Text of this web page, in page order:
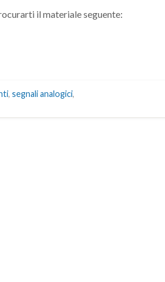
il materiale seguente:
, segnali analogici,